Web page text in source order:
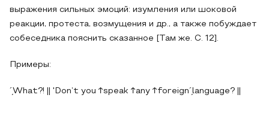
выражения сильных эмоций: изумления или шоковой
реакции, протеста, возмущения и др., а также побуждает
собеседника пояснить сказанное [Там же. С. 12].
Примеры:
´̗What?! || 'Don’t you ↑speak ↑any ↑foreign´̗language? ||